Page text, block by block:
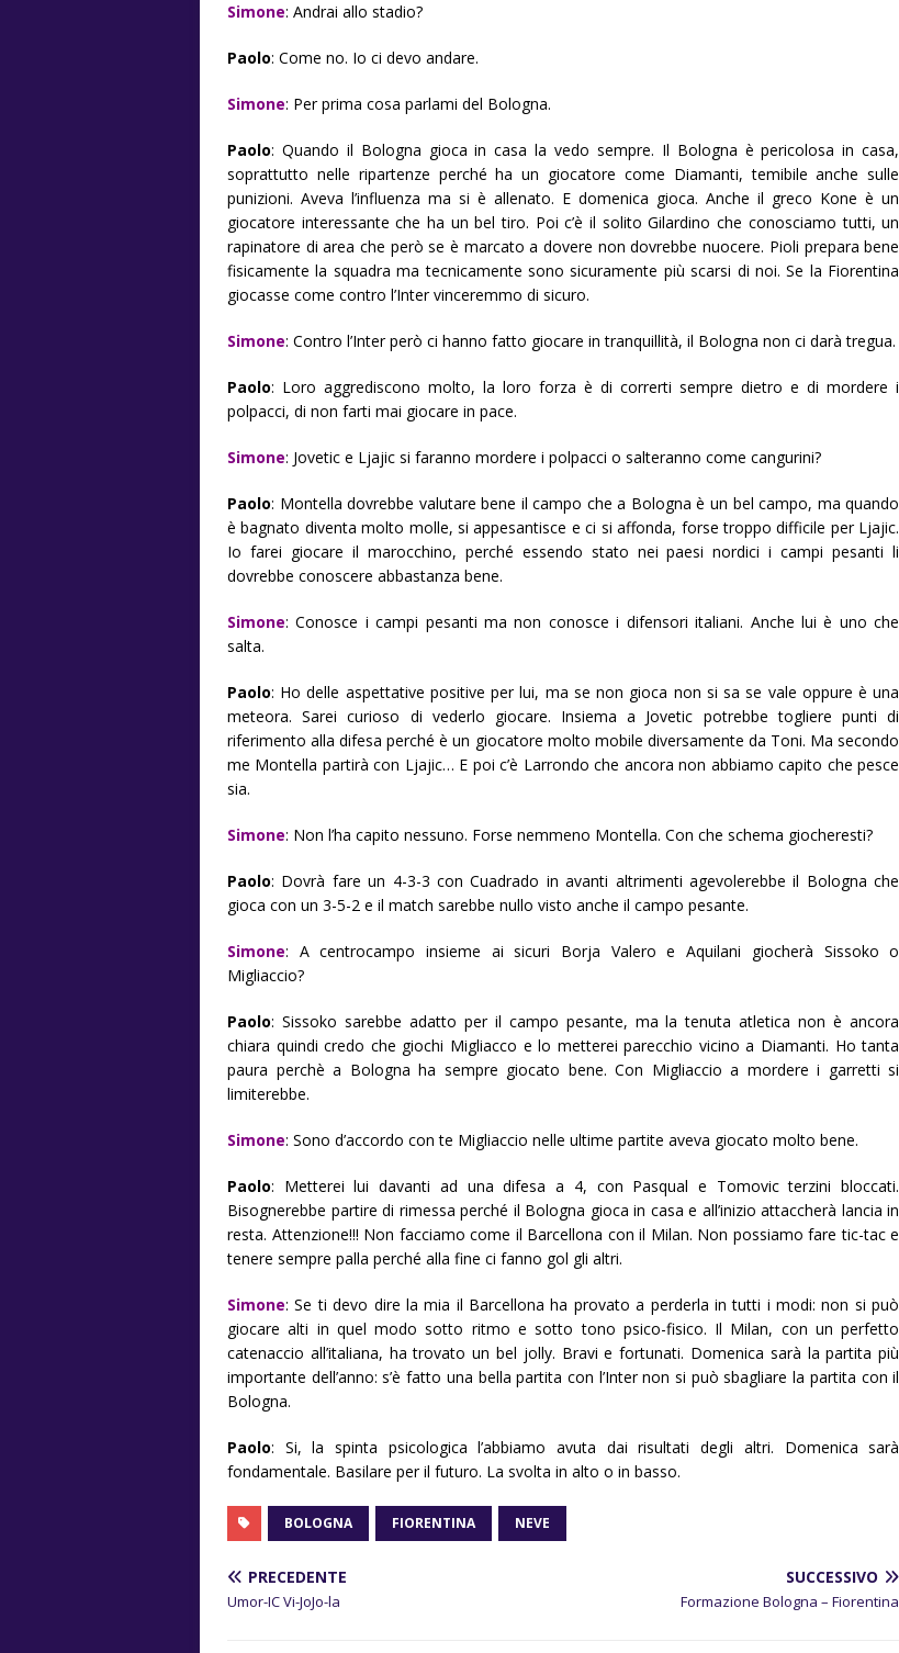
Simone: Andrai allo stadio?
Paolo: Come no. Io ci devo andare.
Simone: Per prima cosa parlami del Bologna.
Paolo: Quando il Bologna gioca in casa la vedo sempre. Il Bologna è pericolosa in casa,
soprattutto nelle ripartenze perché ha un giocatore come Diamanti, temibile anche sulle
punizioni. Aveva l’influenza ma si è allenato. E domenica gioca. Anche il greco Kone è un
giocatore interessante che ha un bel tiro. Poi c’è il solito Gilardino che conosciamo tutti, un
rapinatore di area che però se è marcato a dovere non dovrebbe nuocere. Pioli prepara bene
fisicamente la squadra ma tecnicamente sono sicuramente più scarsi di noi. Se la Fiorentina
giocasse come contro l’Inter vinceremmo di sicuro.
Simone: Contro l’Inter però ci hanno fatto giocare in tranquillità, il Bologna non ci darà tregua.
Paolo: Loro aggrediscono molto, la loro forza è di correrti sempre dietro e di mordere i
polpacci, di non farti mai giocare in pace.
Simone: Jovetic e Ljajic si faranno mordere i polpacci o salteranno come cangurini?
Paolo: Montella dovrebbe valutare bene il campo che a Bologna è un bel campo, ma quando
è bagnato diventa molto molle, si appesantisce e ci si affonda, forse troppo difficile per Ljajic.
Io farei giocare il marocchino, perché essendo stato nei paesi nordici i campi pesanti li
dovrebbe conoscere abbastanza bene.
Simone: Conosce i campi pesanti ma non conosce i difensori italiani. Anche lui è uno che
salta.
Paolo: Ho delle aspettative positive per lui, ma se non gioca non si sa se vale oppure è una
meteora. Sarei curioso di vederlo giocare. Insiema a Jovetic potrebbe togliere punti di
riferimento alla difesa perché è un giocatore molto mobile diversamente da Toni. Ma secondo
me Montella partirà con Ljajic… E poi c’è Larrondo che ancora non abbiamo capito che pesce
sia.
Simone: Non l’ha capito nessuno. Forse nemmeno Montella. Con che schema giocheresti?
Paolo: Dovrà fare un 4-3-3 con Cuadrado in avanti altrimenti agevolerebbe il Bologna che
gioca con un 3-5-2 e il match sarebbe nullo visto anche il campo pesante.
Simone: A centrocampo insieme ai sicuri Borja Valero e Aquilani giocherà Sissoko o
Migliaccio?
Paolo: Sissoko sarebbe adatto per il campo pesante, ma la tenuta atletica non è ancora
chiara quindi credo che giochi Migliacco e lo metterei parecchio vicino a Diamanti. Ho tanta
paura perchè a Bologna ha sempre giocato bene. Con Migliaccio a mordere i garretti si
limiterebbe.
Simone: Sono d’accordo con te Migliaccio nelle ultime partite aveva giocato molto bene.
Paolo: Metterei lui davanti ad una difesa a 4, con Pasqual e Tomovic terzini bloccati.
Bisognerebbe partire di rimessa perché il Bologna gioca in casa e all’inizio attaccherà lancia in
resta. Attenzione!!! Non facciamo come il Barcellona con il Milan. Non possiamo fare tic-tac e
tenere sempre palla perché alla fine ci fanno gol gli altri.
Simone: Se ti devo dire la mia il Barcellona ha provato a perderla in tutti i modi: non si può
giocare alti in quel modo sotto ritmo e sotto tono psico-fisico. Il Milan, con un perfetto
catenaccio all’italiana, ha trovato un bel jolly. Bravi e fortunati. Domenica sarà la partita più
importante dell’anno: s’è fatto una bella partita con l’Inter non si può sbagliare la partita con il
Bologna.
Paolo: Si, la spinta psicologica l’abbiamo avuta dai risultati degli altri. Domenica sarà
fondamentale. Basilare per il futuro. La svolta in alto o in basso.
BOLOGNA FIORENTINA NEVE
PRECEDENTE
Umor-IC Vi-JoJo-la
SUCCESSIVO
Formazione Bologna – Fiorentina